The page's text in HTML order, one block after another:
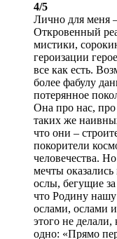
4/5
Лично для меня
Откровенный
мистики,
героизации
все как есть.
более фабулу
потерянное
Она про нас,
таких же
что они –
покорители
человечества.
мечты
ослы, бегущие
что Родину
ослами, ослами
этого не
одно: «Прямо